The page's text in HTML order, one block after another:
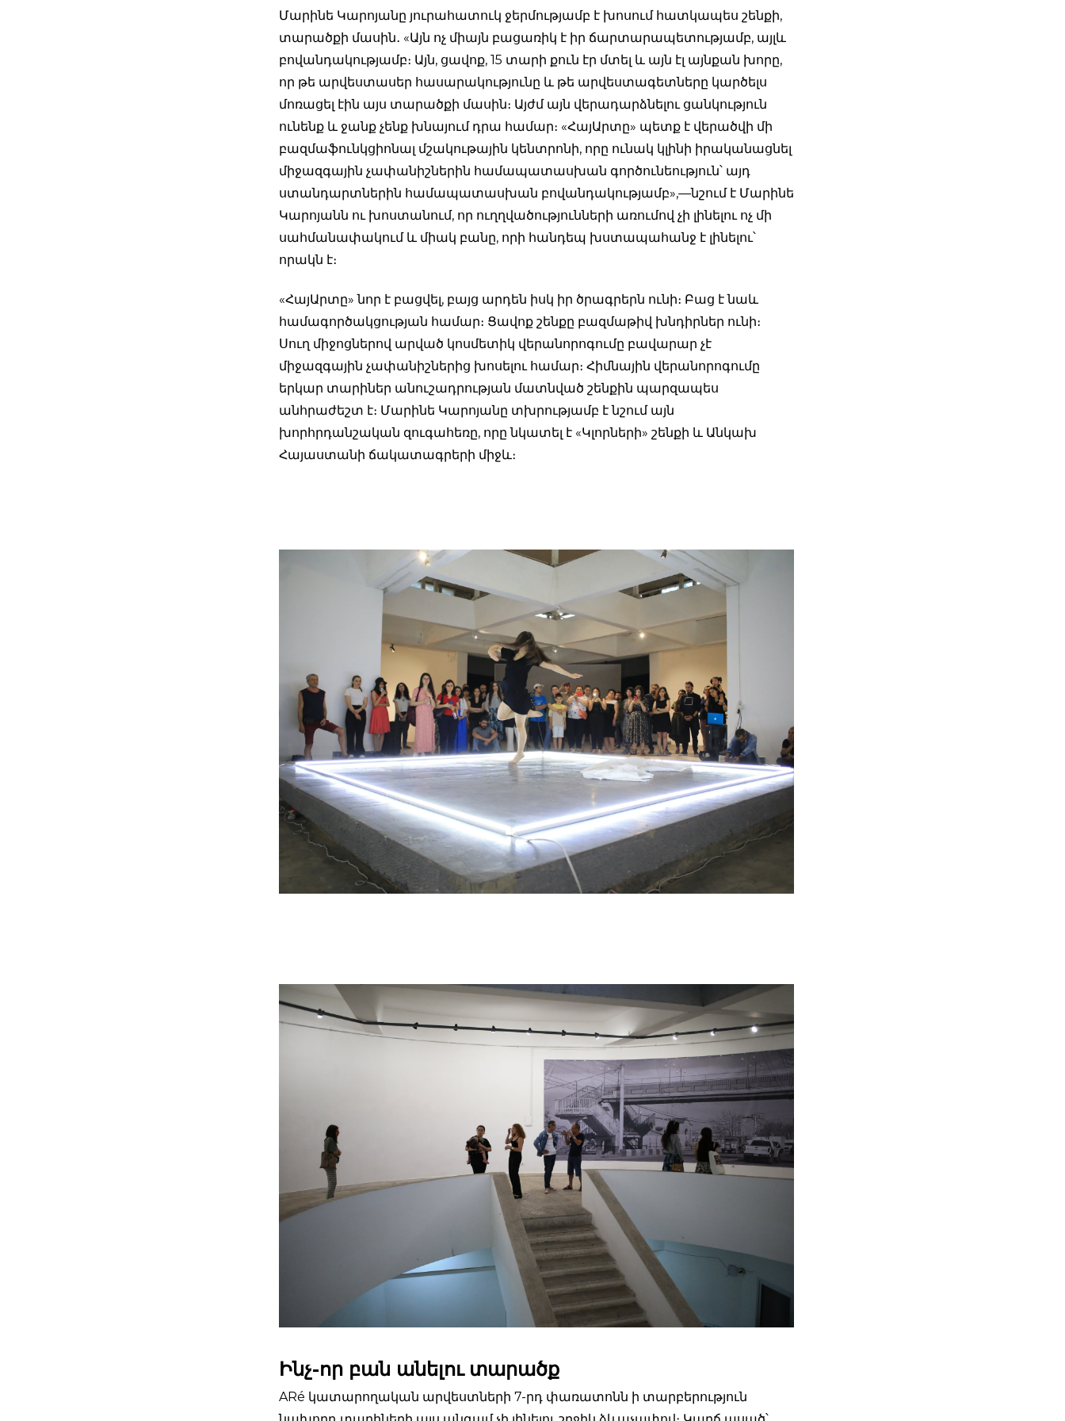
Մարինե Կարոյանը յուրահատուկ ջերմությամբ է խոսում հատկապես շենքի,
տարածքի մասին․ «Այն ոչ միայն բացառիկ է իր ճարտարապետությամբ, այլև
բովանդակությամբ։ Այն, ցավոք, 15 տարի քուն էր մտել և այն էլ այնքան խորը,
որ թե արվեստասեր հասարակությունը և թե արվեստագետները կարծելս
մոռացել էին այս տարածքի մասին։ Այժմ այն վերադարձնելու ցանկություն
ունենք և ջանք չենք խնայում դրա համար։ «ՀայԱրտը» պետք է վերածվի մի
բազմաֆունկցիոնալ մշակութային կենտրոնի, որը ունակ կլինի իրականացնել
միջազգային չափանիշներին համապատասխան գործունեություն՝ այդ
ստանդարտներին համապատասխան բովանդակությամբ»,—նշում է Մարինե
Կարոյանն ու խոստանում, որ ուղղվածությունների առումով չի լինելու ոչ մի
սահմանափակում և միակ բանը, որի հանդեպ խստապահանջ է լինելու՝
որակն է։
«ՀայԱրտը» նոր է բացվել, բայց արդեն իսկ իր ծրագրերն ունի։ Բաց է նաև
համագործակցության համար։ Ցավոք շենքը բազմաթիվ խնդիրներ ունի։
Սուղ միջոցներով արված կոսմետիկ վերանորոգումը բավարար չէ
միջազգային չափանիշներից խոսելու համար։ Հիմնային վերանորոգումը
երկար տարիներ անուշադրության մատնված շենքին պարզապես
անհրաժեշտ է։ Մարինե Կարոյանը տխրությամբ է նշում այն
խորհրդանշական զուգահեռը, որը նկատել է «Կլորների» շենքի և Անկախ
Հայաստանի ճակատագրերի միջև։
Ինչ-որ բան անելու տարածք
ARé կատարողական արվեստների 7-րդ փառատոնն ի տարբերություն